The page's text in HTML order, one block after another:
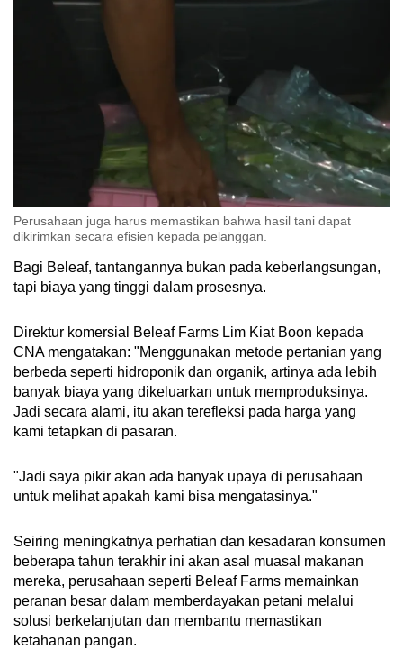
Perusahaan juga harus memastikan bahwa hasil tani dapat
dikirimkan secara efisien kepada pelanggan.
Bagi Beleaf, tantangannya bukan pada keberlangsungan,
tapi biaya yang tinggi dalam prosesnya.
Direktur komersial Beleaf Farms Lim Kiat Boon kepada
CNA mengatakan: "Menggunakan metode pertanian yang
berbeda seperti hidroponik dan organik, artinya ada lebih
banyak biaya yang dikeluarkan untuk memproduksinya.
Jadi secara alami, itu akan terefleksi pada harga yang
kami tetapkan di pasaran.
"Jadi saya pikir akan ada banyak upaya di perusahaan
untuk melihat apakah kami bisa mengatasinya."
Seiring meningkatnya perhatian dan kesadaran konsumen
beberapa tahun terakhir ini akan asal muasal makanan
mereka, perusahaan seperti Beleaf Farms memainkan
peranan besar dalam memberdayakan petani melalui
solusi berkelanjutan dan membantu memastikan
ketahanan pangan.